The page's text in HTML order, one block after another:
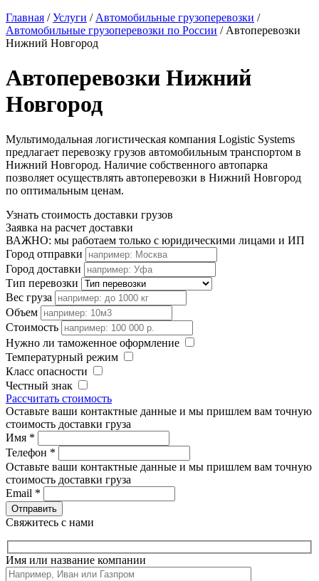
Главная /Услуги / Автомобильные грузоперевозки /
Автомобильные грузоперевозки по России / Автоперевозки
Нижний Новгород
Автоперевозки Нижний
Новгород
Мультимодальная логистическая компания Logistic Systems
предлагает перевозку грузов автомобильным транспортом в
Нижний Новгород. Наличие собственного автопарка
позволяет осуществлять автоперевозки в Нижний Новгород
по оптимальным ценам.
Узнать стоимость доставки грузов
Заявка на расчет доставки
ВАЖНО: мы работаем только с юридическими лицами и ИП
Город отправки
Город доставки
Тип перевозки
Вес груза
Объем
Стоимость
Нужно ли таможенное оформление
Температурный режим
Класс опасности
Честный знак
Рассчитать стоимость
Оставьте ваши контактные данные и мы пришлем вам точную
стоимость доставки груза
Имя *
Телефон *
Оставьте ваши контактные данные и мы пришлем вам точную
стоимость доставки груза
Email *
Свяжитесь с нами
Имя или название компании